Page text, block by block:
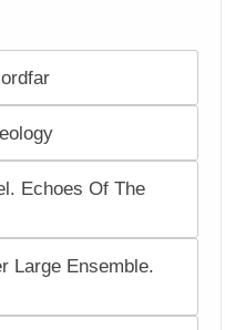
Echoes Of The
Large Ensemble.